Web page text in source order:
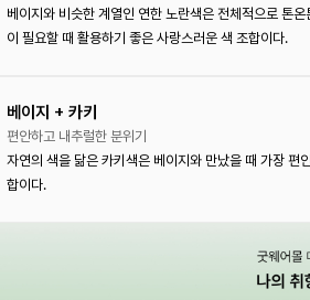
베이지와 비슷한 계열인 연한 노란색은 전체적으로 톤
이 필요할 때 활용하기 좋은 사랑스러운 색 조합이다.
베이지 + 카키
편안하고 내추럴한 분위기
자연의 색을 닮은 카키색은 베이지와 만났을 때 가장 편
합이다.